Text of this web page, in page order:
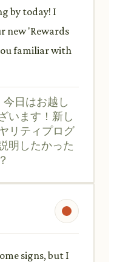
by today! I
new 'Rewards
familiar with
日はお越し
います！新し
リティプログ
明したかった
signs, but I